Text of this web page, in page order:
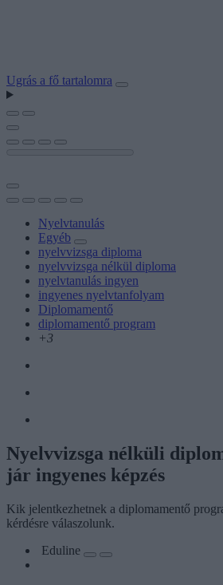
Ugrás a fő tartalomra
Nyelvtanulás
Egyéb
nyelvvizsga diploma
nyelvvizsga nélkül diploma
nyelvtanulás ingyen
ingyenes nyelvtanfolyam
Diplomamentő
diplomamentő program
+3
Nyelvvizsga nélküli
jár ingyenes képzés
Kik jelentkezhetnek a diplomamentő
kérdésre válaszolunk.
Eduline